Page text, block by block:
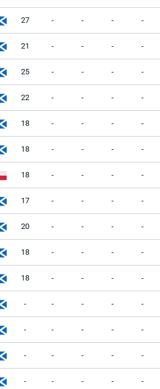
27 - - - -
21 - - - -
25 - - - -
22 - - - -
18 - - - -
18 - - - -
18 - - - -
17 - - - -
20 - - - -
18 - - - -
18 - - - -
- - - - -
- - - - -
- - - - -
- - - - -